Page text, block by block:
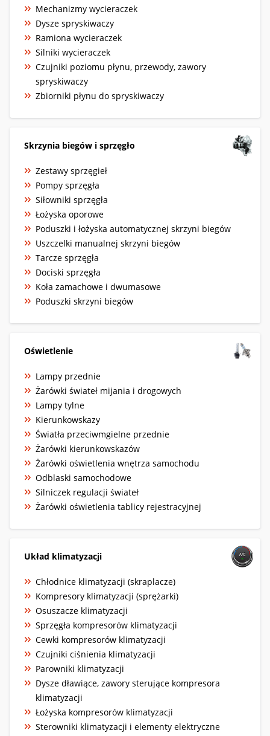
Mechanizmy wycieraczek
Dysze spryskiwaczy
Ramiona wycieraczek
Silniki wycieraczek
Czujniki poziomu płynu, przewody, zawory
spryskiwaczy
Zbiorniki płynu do spryskiwaczy
Skrzynia biegów i sprzęgło
Zestawy sprzęgieł
Pompy sprzęgła
Siłowniki sprzęgła
Łożyska oporowe
Poduszki i łożyska automatycznej skrzyni biegów
Uszczelki manualnej skrzyni biegów
Tarcze sprzęgła
Dociski sprzęgła
Koła zamachowe i dwumasowe
Poduszki skrzyni biegów
Oświetlenie
Lampy przednie
Żarówki świateł mijania i drogowych
Lampy tylne
Kierunkowskazy
Światła przeciwmgielne przednie
Żarówki kierunkowskazów
Żarówki oświetlenia wnętrza samochodu
Odblaski samochodowe
Silniczek regulacji świateł
Żarówki oświetlenia tablicy rejestracyjnej
Układ klimatyzacji
Chłodnice klimatyzacji (skraplacze)
Kompresory klimatyzacji (sprężarki)
Osuszacze klimatyzacji
Sprzęgła kompresorów klimatyzacji
Cewki kompresorów klimatyzacji
Czujniki ciśnienia klimatyzacji
Parowniki klimatyzacji
Dysze dławiące, zawory sterujące kompresora
klimatyzacji
Łożyska kompresorów klimatyzacji
Sterowniki klimatyzacji i elementy elektryczne